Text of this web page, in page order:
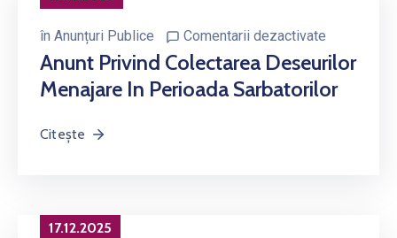
în Anunțuri Publice Comentarii dezactivate
Anunt Privind Colectarea Deseurilor
Menajare In Perioada Sarbatorilor
Citește
17.12.2025